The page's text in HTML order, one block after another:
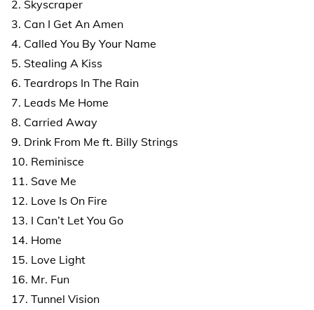
2. Skyscraper
3. Can I Get An Amen
4. Called You By Your Name
5. Stealing A Kiss
6. Teardrops In The Rain
7. Leads Me Home
8. Carried Away
9. Drink From Me ft. Billy Strings
10. Reminisce
11. Save Me
12. Love Is On Fire
13. I Can’t Let You Go
14. Home
15. Love Light
16. Mr. Fun
17. Tunnel Vision